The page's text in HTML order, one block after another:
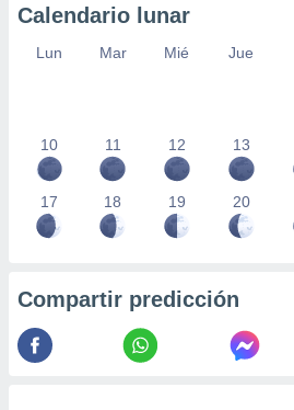
Calendario lunar
Lun Mar Mié Jue
10 11 12 13
17 18 19 20
Compartir predicción